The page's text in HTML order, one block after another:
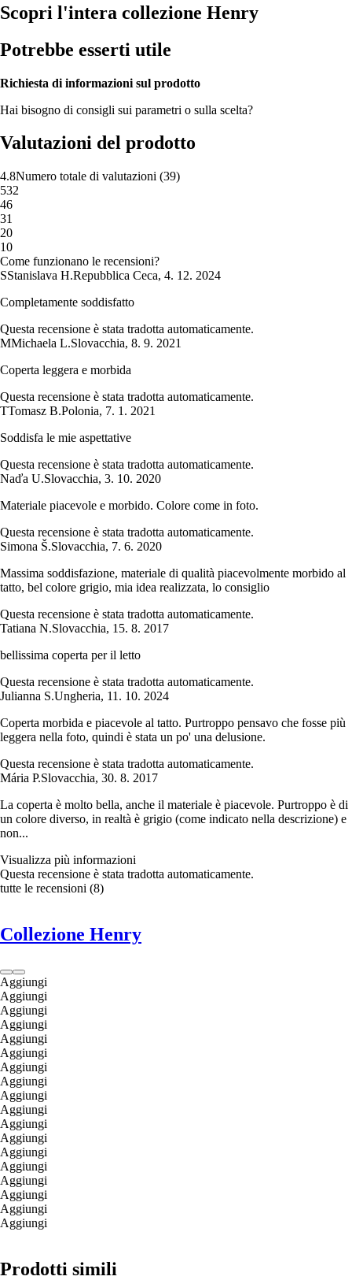
Scopri l'intera collezione Henry
Potrebbe esserti utile
Richiesta di informazioni sul prodotto
Hai bisogno di consigli sui parametri o sulla scelta?
Valutazioni del prodotto
4.8Numero totale di valutazioni (39)
532
46
31
20
10
Come funzionano le recensioni?
SStanislava H.Repubblica Ceca, 4. 12. 2024
Completamente soddisfatto
Questa recensione è stata tradotta automaticamente.
MMichaela L.Slovacchia, 8. 9. 2021
Coperta leggera e morbida
Questa recensione è stata tradotta automaticamente.
TTomasz B.Polonia, 7. 1. 2021
Soddisfa le mie aspettative
Questa recensione è stata tradotta automaticamente.
Naďa U.Slovacchia, 3. 10. 2020
Materiale piacevole e morbido. Colore come in foto.
Questa recensione è stata tradotta automaticamente.
Simona Š.Slovacchia, 7. 6. 2020
Massima soddisfazione, materiale di qualità piacevolmente morbido al
tatto, bel colore grigio, mia idea realizzata, lo consiglio
Questa recensione è stata tradotta automaticamente.
Tatiana N.Slovacchia, 15. 8. 2017
bellissima coperta per il letto
Questa recensione è stata tradotta automaticamente.
Julianna S.Ungheria, 11. 10. 2024
Coperta morbida e piacevole al tatto. Purtroppo pensavo che fosse più
leggera nella foto, quindi è stata un po' una delusione.
Questa recensione è stata tradotta automaticamente.
Mária P.Slovacchia, 30. 8. 2017
La coperta è molto bella, anche il materiale è piacevole. Purtroppo è di
un colore diverso, in realtà è grigio (come indicato nella descrizione) e
non...
Visualizza più informazioni
Questa recensione è stata tradotta automaticamente.
tutte le recensioni (8)
Collezione Henry
Aggiungi
Aggiungi
Aggiungi
Aggiungi
Aggiungi
Aggiungi
Aggiungi
Aggiungi
Aggiungi
Aggiungi
Aggiungi
Aggiungi
Aggiungi
Aggiungi
Aggiungi
Aggiungi
Aggiungi
Aggiungi
Prodotti simili